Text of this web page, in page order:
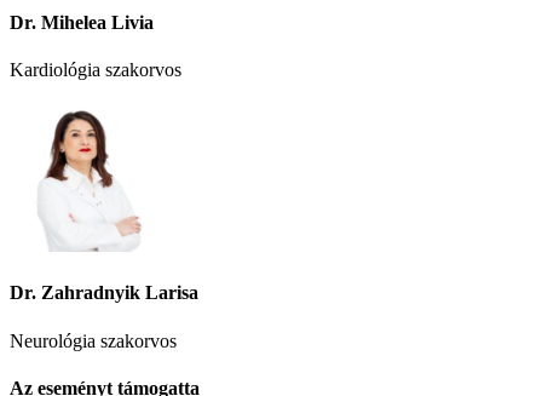
Dr. Mihelea Livia
Kardiológia szakorvos
Dr. Zahradnyik Larisa
Neurológia szakorvos
Az eseményt támogatta